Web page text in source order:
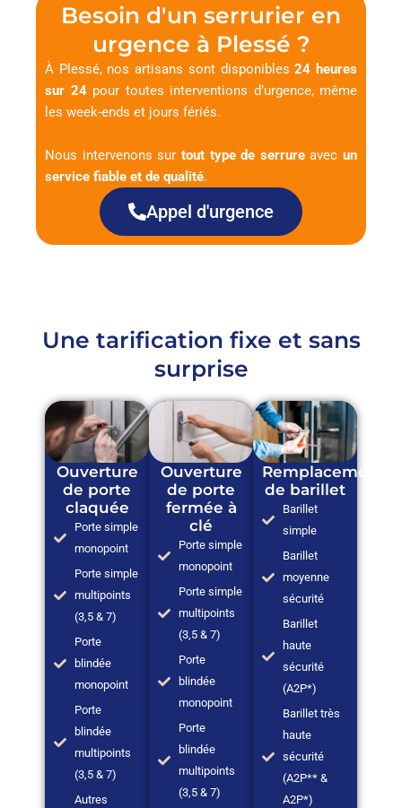
Besoin d'un serrurier en
urgence à Plessé ?
À Plessé, nos artisans sont disponibles24 heures
sur 24pour toutes interventions d’urgence, même
les week-ends et jours fériés.
Nous intervenons sur tout type de serrureavec un
service fiable et de qualité.
Appel d'urgence
Une tarification fixe et sans
surprise
Ouverture
de porte
claquée
Porte simple
monopoint
Porte simple
multipoints
(3,5 & 7)
Porte
blindée
monopoint
Porte
blindée
multipoints
(3,5 & 7)
Autres
Ouverture
de porte
fermée à
clé
Porte simple
monopoint
Porte simple
multipoints
(3,5 & 7)
Porte
blindée
monopoint
Porte
blindée
multipoints
(3,5 & 7)
Remplacement
de barillet
Barillet
simple
Barillet
moyenne
sécurité
Barillet
haute
sécurité
(A2P*)
Barillet très
haute
sécurité
(A2P** &
A2P*)